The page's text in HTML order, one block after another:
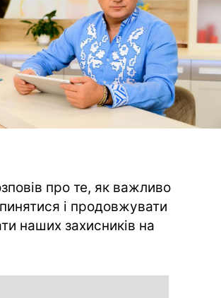
про те, як важливо
і продовжувати
наших захисників на